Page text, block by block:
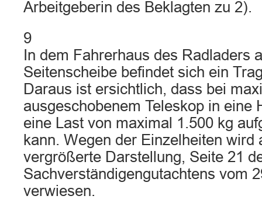
Arbeitgeberin des Beklagten zu 2).
9
In dem Fahrerhaus des Radladers
Seitenscheibe befindet sich ein
Daraus ist ersichtlich, dass bei
ausgeschobenem Teleskop in eine
eine Last von maximal 1.500 kg
kann. Wegen der Einzelheiten wird
vergrößerte Darstellung, Seite 21
Sachverständigengutachtens vom
verwiesen.